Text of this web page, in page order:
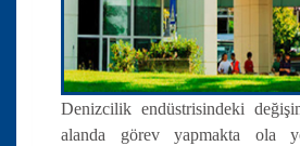
Denizcilik endüstrisindeki
alanda görev yapmakta ola